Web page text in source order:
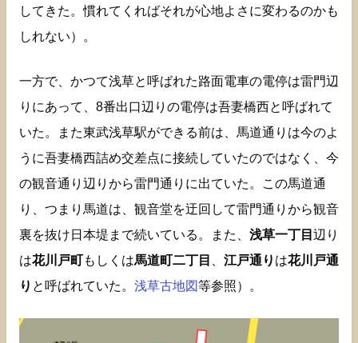
してきた。慣れてくればそれが心地よさに変わるのかも
しれない）。
一方で、かつて浅草と呼ばれた路面電車の電停は雷門辺
りにあって、8番出口辺りの電停は吾妻橋西と呼ばれて
いた。また東武浅草駅ができる前は、馬道通りは今のよ
うに吾妻橋西詰め交差点に接続していたのではなく、今
の観音通り辺りから雷門通りに出ていた。この馬道通
り、つまり馬道は、観音堂を迂回して雷門通りから観音
裏を抜け日本堤まで続いている。また、 浅草一丁目 辺り
は花川戸町もしくは馬道町二丁目 江戸通り は花川戸通
り と呼ばれていた。 浅草古地図等参照）。